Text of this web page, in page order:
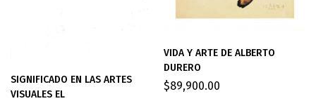
SIGNIFICADO EN LAS ARTES
VISUALES EL
VIDA Y ARTE DE ALBERTO
DURERO
$89,900.00